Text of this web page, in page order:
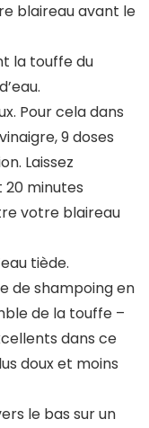
blaireau avant le
la touffe du
Pour cela dans
9 doses
Laissez
minutes
votre blaireau
tiède.
de shampoing en
de la touffe –
dans ce
doux et moins
le bas sur un